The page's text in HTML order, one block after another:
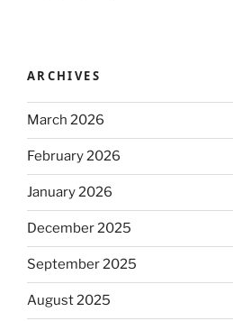
ARCHIVES
March 2026
February 2026
January 2026
December 2025
September 2025
August 2025